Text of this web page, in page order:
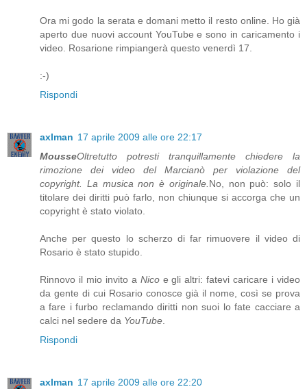
Ora mi godo la serata e domani metto il resto online. Ho già
aperto due nuovi account YouTube e sono in caricamento i
video. Rosarione rimpiangerà questo venerdì 17.
:-)
Rispondi
axlman 17 aprile 2009 alle ore 22:17
MousseOltretutto potresti tranquillamente chiedere la
rimozione dei video del Marcianò per violazione del
copyright. La musica non è originale.No, non può: solo il
titolare dei diritti può farlo, non chiunque si accorga che un
copyright è stato violato.
Anche per questo lo scherzo di far rimuovere il video di
Rosario è stato stupido.
Rinnovo il mio invito a Nicoe gli altri: fatevi caricare i video
da gente di cui Rosario conosce già il nome, così se prova
a fare i furbo reclamando diritti non suoi lo fate cacciare a
calci nel sedere da YouTube.
Rispondi
axlman 17 aprile 2009 alle ore 22:20